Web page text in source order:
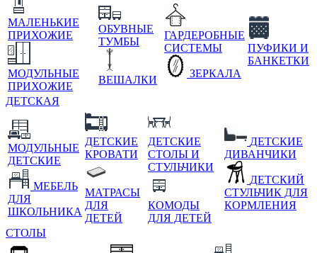
МАЛЕНЬКИЕ
ПРИХОЖИЕ
МОДУЛЬНЫЕ
ПРИХОЖИЕ
ОБУВНЫЕ
ТУМБЫ
ВЕШАЛКИ
ГАРДЕРОБНЫЕ
СИСТЕМЫ
ЗЕРКАЛА
ПУФИКИ И
БАНКЕТКИ
ДЕТСКАЯ
МОДУЛЬНЫЕ
ДЕТСКИЕ
МЕБЕЛЬ
ДЛЯ
ШКОЛЬНИКА
ДЕТСКИЕ
КРОВАТИ
МАТРАСЫ
ДЛЯ
ДЕТЕЙ
ДЕТСКИЕ
СТОЛЫ И
СТУЛЬЧИКИ
КОМОДЫ
ДЛЯ ДЕТЕЙ
ДЕТСКИЕ
ДИВАНЧИКИ
ДЕТСКИЙ
СТУЛЬЧИК ДЛЯ
КОРМЛЕНИЯ
СТОЛЫ